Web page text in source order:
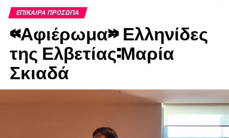
ΕΠΊΚΑΙΡΑ ΠΡΌΣΩΠΑ
«Αφιέρωμα» Ελληνίδες
της Ελβετίας:Μαρία
Σκιαδά